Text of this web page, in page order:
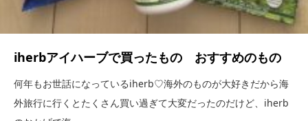
iherbアイハーブで買ったもの おすすめのもの
何年もお世話になっているiherb♡海外のものが大好きだから海
外旅行に行くとたくさん買い過ぎて大変だったのだけど、iherb